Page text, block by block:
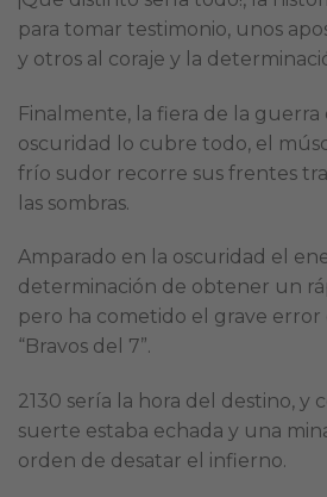
para tomar testimonio, unos
y otros al coraje y la
Finalmente, la fiera de la guerra
oscuridad lo cubre todo, el
frío sudor recorre sus frentes
las sombras.
Amparado en la oscuridad el
determinación de obtener un
pero ha cometido el grave error
“Bravos del 7”.
2130 sería la hora del destino, y
suerte estaba echada y una
orden de desatar el infierno.